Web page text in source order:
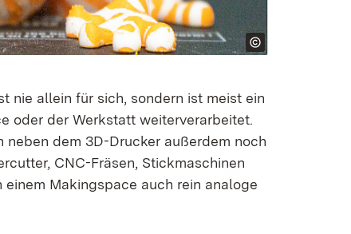
nie allein für sich, sondern ist meist ein
oder der Werkstatt weiterverarbeitet.
dem 3D-Drucker außerdem noch
CNC-Fräsen, Stickmaschinen
Makingspace auch rein analoge